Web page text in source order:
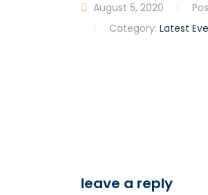
August 5, 2020
Category: Latest
leave a reply